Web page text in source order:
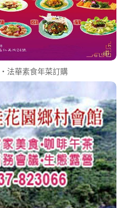
法華素食年菜訂購